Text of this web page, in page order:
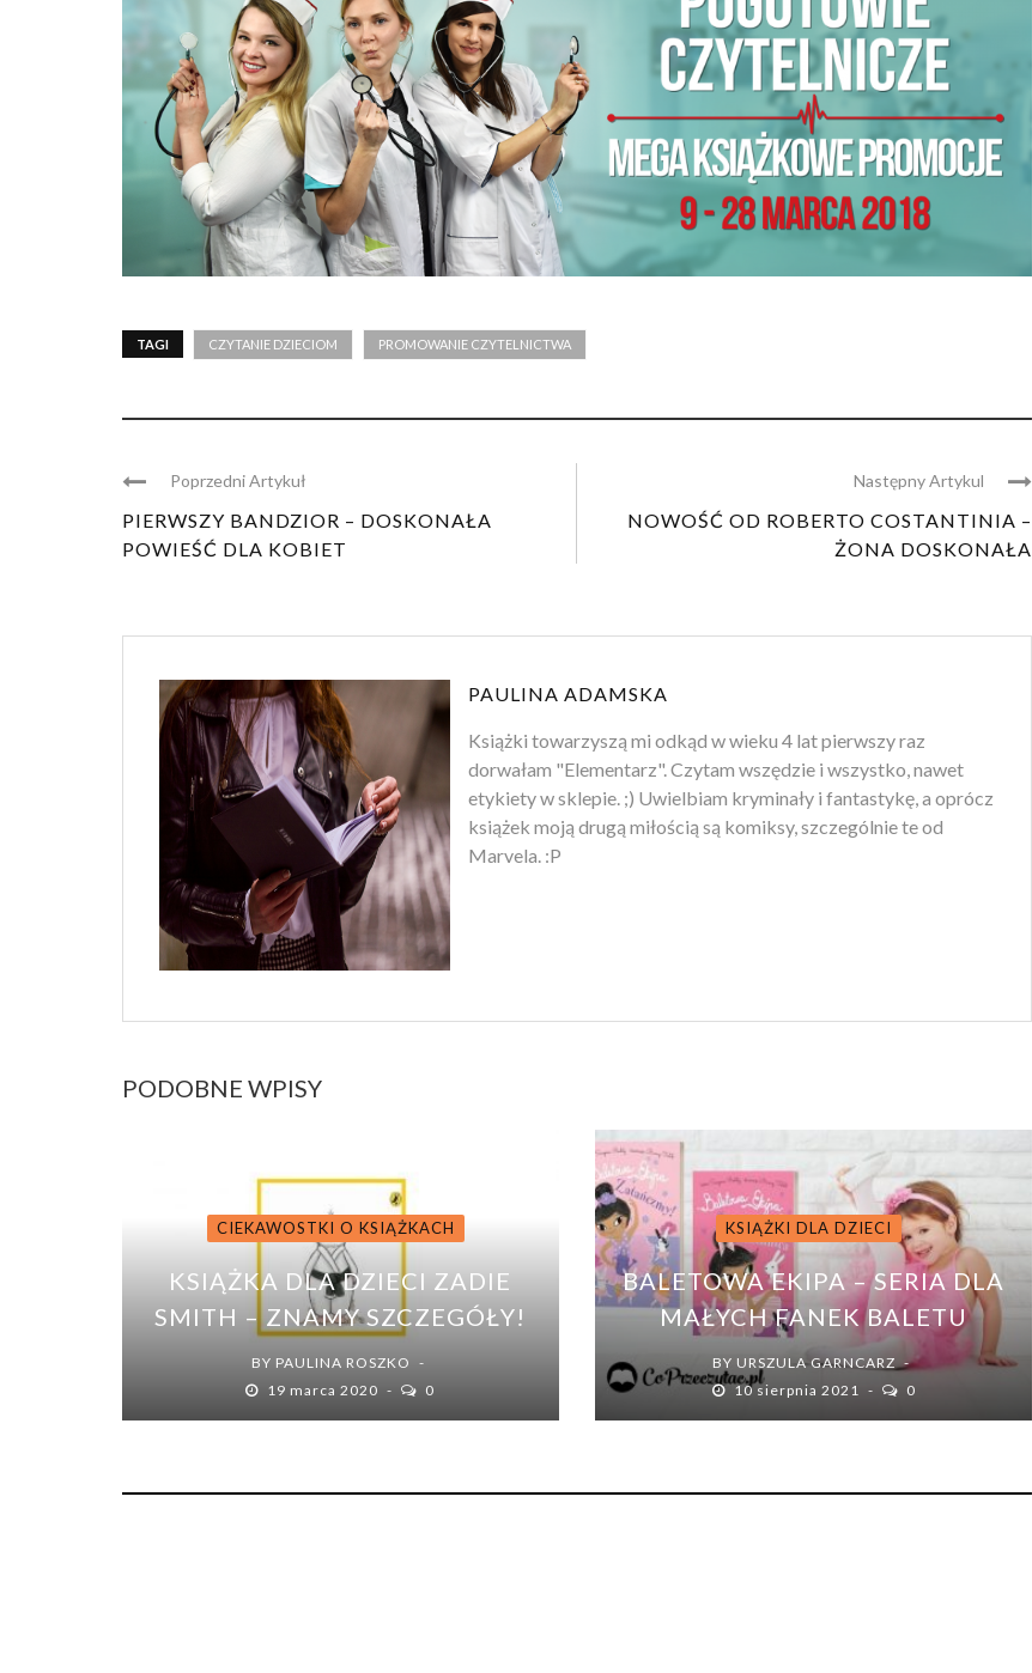
TAGI CZYTANIE DZIECIOM PROMOWANIE CZYTELNICTWA
Poprzedni Artykuł
PIERWSZY BANDZIOR – DOSKONAŁA
POWIEŚĆ DLA KOBIET
Następny Artykul
NOWOŚĆ OD ROBERTO COSTANTINIA –
ŻONA DOSKONAŁA
PAULINA ADAMSKA
Książki towarzyszą mi odkąd w wieku 4 lat pierwszy raz
dorwałam "Elementarz". Czytam wszędzie i wszystko, nawet
etykiety w sklepie. ;) Uwielbiam kryminały i fantastykę, a oprócz
książek moją drugą miłością są komiksy, szczególnie te od
Marvela. :P
PODOBNE WPISY
CIEKAWOSTKI O KSIĄŻKACH
KSIĄŻKA DLA DZIECI ZADIE
SMITH – ZNAMY SZCZEGÓŁY!
BY PAULINA ROSZKO
19 marca 2020
0
KSIĄŻKI DLA DZIECI
BALETOWA EKIPA – SERIA DLA
MAŁYCH FANEK BALETU
BYURSZULA GARNCARZ
10 sierpnia 2021
0